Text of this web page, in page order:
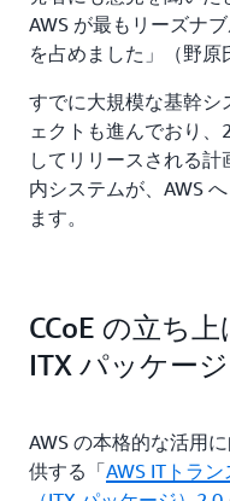
AWS が最もリーズナ
を占めました」（野原
すでに大規模な基幹シ
ェクトも進んでおり
してリリースされる
内システムが、AWS
ます。
CCoE の立ち
ITX パッケー
AWS の本格的な活用
供する「AWS ITトラ